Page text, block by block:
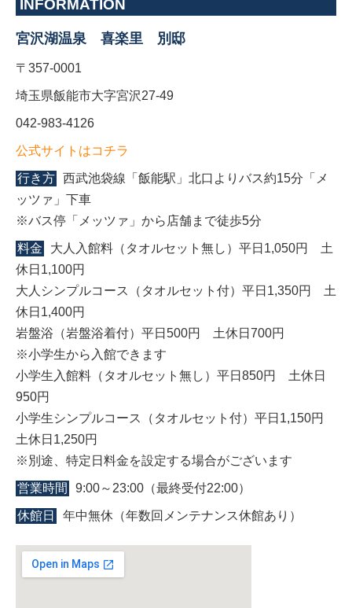
INFORMATION
宮沢湖温泉 喜楽里 別邸
〒357-0001
埼玉県飯能市大字宮沢27-49
042-983-4126
公式サイトはコチラ
行き方 西武池袋線「飯能駅」北口よりバス約15分「メ
ッツァ」下車
※バス停「メッツァ」から店舗まで徒歩5分
料金
大人入館料（タオルセット無し）平日1,050円 土
休日1,100円
大人シンプルコース（タオルセット付）平日1,350円 土
休日1,400円
岩盤浴（岩盤浴着付）平日500円 土休日700円
※小学生から入館できます
小学生入館料（タオルセット無し）平日850円 土休日
950円
小学生シンプルコース（タオルセット付）平日1,150円
土休日1,250円
※別途、特定日料金を設定する場合がございます
営業時間 9:00～23:00（最終受付22:00）
休館日 年中無休（年数回メンテナンス休館あり）